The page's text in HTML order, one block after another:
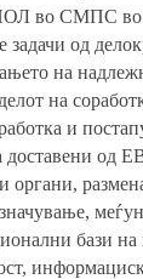
во СМПС во
задачи од
на
на
и
доставени од
органи,
бази на